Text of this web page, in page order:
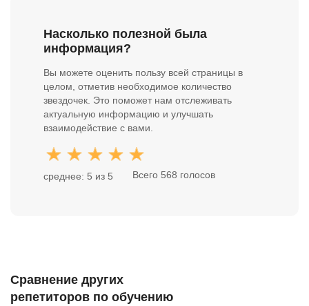
Насколько полезной была
информация?
Вы можете оценить пользу всей страницы в
целом, отметив необходимое количество
звездочек. Это поможет нам отслеживать
актуальную информацию и улучшать
взаимодействие с вами.
среднее: 5 из 5 Всего 568 голосов
Сравнение других
репетиторов по обучению